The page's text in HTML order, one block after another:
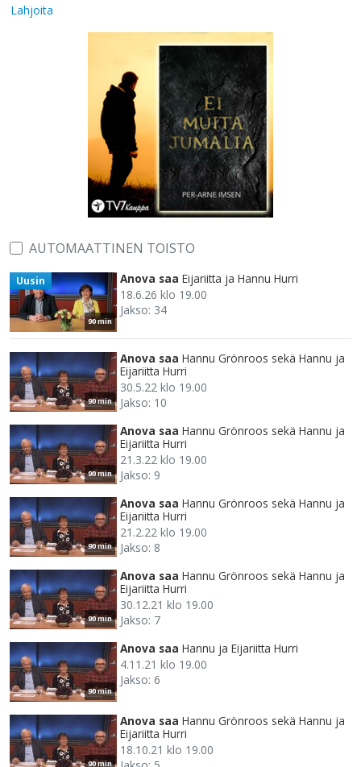
Lahjoita
AUTOMAATTINEN TOISTO
90 min
Uusin Anova saa Eijariitta ja Hannu Hurri
18.6.26 klo 19.00
Jakso: 34
90 min
Anova saa Hannu Grönroos sekä Hannu ja
Eijariitta Hurri
30.5.22 klo 19.00
Jakso: 10
90 min
Anova saa Hannu Grönroos sekä Hannu ja
Eijariitta Hurri
21.3.22 klo 19.00
Jakso: 9
90 min
Anova saa Hannu Grönroos sekä Hannu ja
Eijariitta Hurri
21.2.22 klo 19.00
Jakso: 8
90 min
Anova saa Hannu Grönroos sekä Hannu ja
Eijariitta Hurri
30.12.21 klo 19.00
Jakso: 7
90 min
Anova saa Hannu ja Eijariitta Hurri
4.11.21 klo 19.00
Jakso: 6
90 min
Anova saa Hannu Grönroos sekä Hannu ja
Eijariitta Hurri
18.10.21 klo 19.00